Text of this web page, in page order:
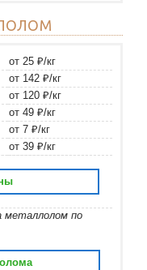
от 25 ₽/кг
от 142 ₽/кг
от 120 ₽/кг
от 49 ₽/кг
от 7 ₽/кг
от 39 ₽/кг
металлолом по